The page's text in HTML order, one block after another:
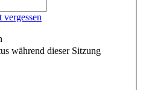
vergessen
während dieser Sitzung